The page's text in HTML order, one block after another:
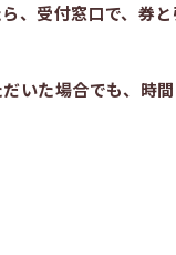
、受付窓口で、券
いた場合でも、時